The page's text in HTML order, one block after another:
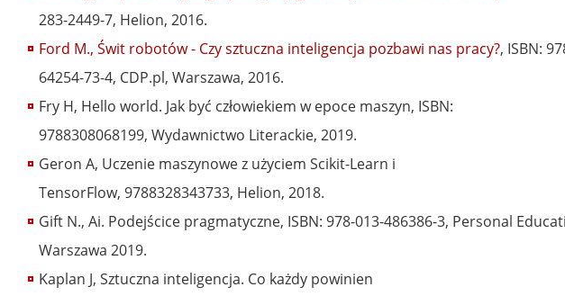
283-2449-7, Helion, 2016.
Ford M., Świt robotów - Czy sztuczna inteligencja pozbawi nas pracy?, ISBN:
64254-73-4, CDP.pl, Warszawa, 2016.
Fry H, Hello world. Jak być człowiekiem w epoce maszyn, ISBN:
9788308068199, Wydawnictwo Literackie, 2019.
Geron A, Uczenie maszynowe z użyciem Scikit-Learn i
TensorFlow, 9788328343733, Helion, 2018.
Gift N., Ai. Podejścice pragmatyczne, ISBN: 978-013-486386-3, Personal
Warszawa 2019.
Kaplan J, Sztuczna inteligencja. Co każdy powinien